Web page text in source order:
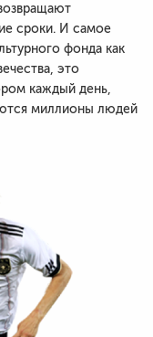
сроки. И самое
фонда как
это
каждый день,
миллионы людей